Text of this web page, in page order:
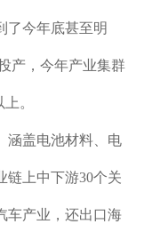
了今年底甚至明
产，今年产业集群
。
盖电池材料、电
链上中下游30个关
车产业，还出口海